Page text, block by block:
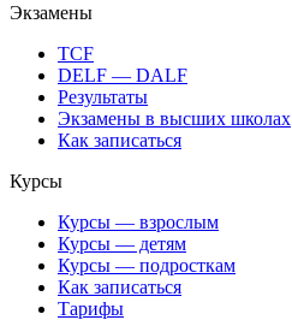
Экзамены
TCF
DELF — DALF
Результаты
Экзамены в высших школах
Как записаться
Курсы
Курсы — взрослым
Курсы — детям
Курсы — подросткам
Как записаться
Тарифы